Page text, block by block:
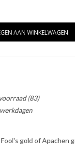
AAN WINKELWAGEN
(83)
gold of Apachen